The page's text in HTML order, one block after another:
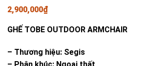
2,900,000₫
GHẾ TOBE OUTDOOR ARMCHAIR
– Thương hiệu: Segis